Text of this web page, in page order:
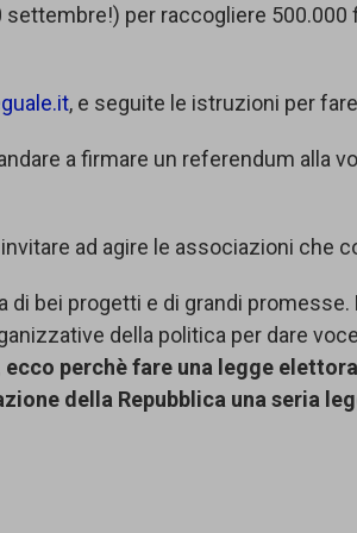
settembre!) per raccogliere 500.000
, e seguite le istruzioni per
a firmare un referendum alla
ad agire le associazioni che
di bei progetti e di grandi
della politica per dare
ecco perchè fare una legge
della Repubblica una seria